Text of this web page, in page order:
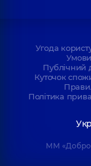
Угода
Публічний
Куточок
Політика
ММ